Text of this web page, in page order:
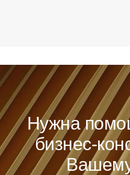
Нужна
бизнес-